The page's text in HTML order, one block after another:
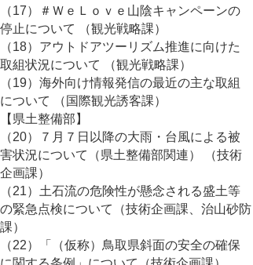
（17）＃ＷｅＬｏｖｅ山陰キャンペーンの
停止について （観光戦略課）
（18）アウトドアツーリズム推進に向けた
取組状況について （観光戦略課）
（19）海外向け情報発信の最近の主な取組
について （国際観光誘客課）
【県土整備部】
（20）７月７日以降の大雨・台風による被
害状況について（県土整備部関連） （技術
企画課）
（21）土石流の危険性が懸念される盛土等
の緊急点検について（技術企画課、治山砂防
課）
（22）「（仮称）鳥取県斜面の安全の確保